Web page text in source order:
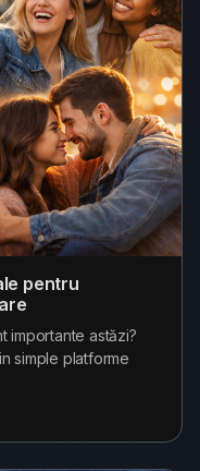
pentru
importante astăzi?
simple platforme
unde
relații. Într-